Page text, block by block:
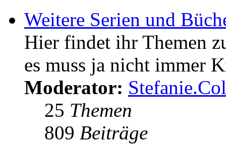
Weitere Serien und
Hier findet ihr Themen
es muss ja nicht immer
Moderator:
25 Themen
809 Beiträge